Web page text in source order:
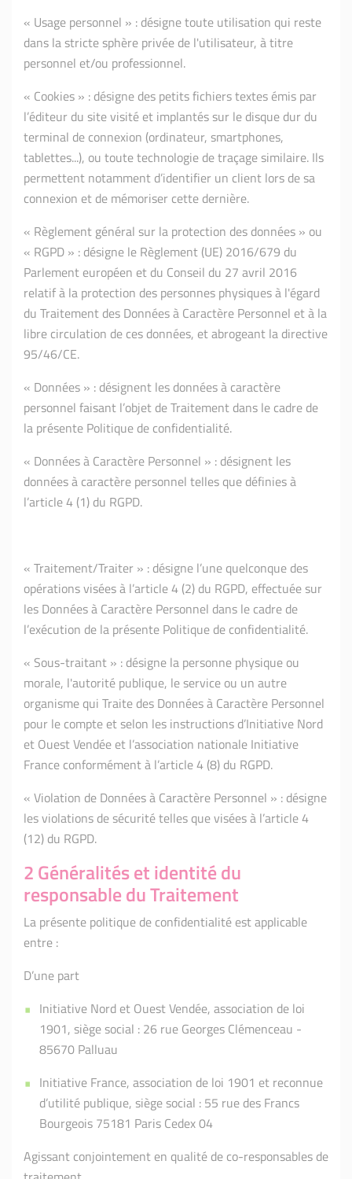
« Usage personnel » : désigne toute utilisation qui reste
dans la stricte sphère privée de l'utilisateur, à titre
personnel et/ou professionnel.
« Cookies » : désigne des petits fichiers textes émis par
l’éditeur du site visité et implantés sur le disque dur du
terminal de connexion (ordinateur, smartphones,
tablettes...), ou toute technologie de traçage similaire. Ils
permettent notamment d’identifier un client lors de sa
connexion et de mémoriser cette dernière.
« Règlement général sur la protection des données » ou
« RGPD » : désigne le Règlement (UE) 2016/679 du
Parlement européen et du Conseil du 27 avril 2016
relatif à la protection des personnes physiques à l'égard
du Traitement des Données à Caractère Personnel et à la
libre circulation de ces données, et abrogeant la directive
95/46/CE.
« Données » : désignent les données à caractère
personnel faisant l’objet de Traitement dans le cadre de
la présente Politique de confidentialité.
« Données à Caractère Personnel » : désignent les
données à caractère personnel telles que définies à
l’article 4 (1) du RGPD.
« Traitement/Traiter » : désigne l’une quelconque des
opérations visées à l’article 4 (2) du RGPD, effectuée sur
les Données à Caractère Personnel dans le cadre de
l’exécution de la présente Politique de confidentialité.
« Sous-traitant » : désigne la personne physique ou
morale, l'autorité publique, le service ou un autre
organisme qui Traite des Données à Caractère Personnel
pour le compte et selon les instructions d’Initiative Nord
et Ouest Vendée et l’association nationale Initiative
France conformément à l’article 4 (8) du RGPD.
« Violation de Données à Caractère Personnel » : désigne
les violations de sécurité telles que visées à l’article 4
(12) du RGPD.
2 Généralités et identité du
responsable du Traitement
La présente politique de confidentialité est applicable
entre :
D’une part
Initiative Nord et Ouest Vendée, association de loi
1901, siège social : 26 rue Georges Clémenceau -
85670 Palluau
Initiative France, association de loi 1901 et reconnue
d’utilité publique, siège social : 55 rue des Francs
Bourgeois 75181 Paris Cedex 04
Agissant conjointement en qualité de co-responsables de